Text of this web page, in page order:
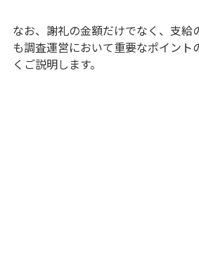
なお、謝礼の金額だけでなく、支給
も調査運営において重要なポイント
くご説明します。